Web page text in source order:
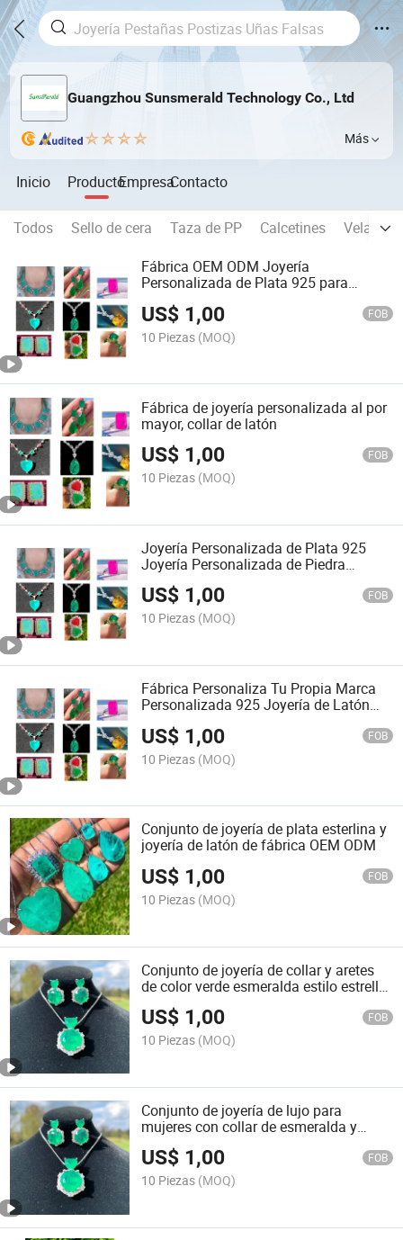
Guangzhou Sunsmerald Technology Co., Ltd
Más
Inicio ProductoEmpresaContacto
Todos Sello de cera Taza de PP Calcetines Vela
Fábrica OEM ODM Joyería
Personalizada de Plata 925 para
US$ 1,00 FOB
10 Piezas (MOQ)
Fábrica de joyería personalizada al por
mayor, collar de latón
US$ 1,00 FOB
10 Piezas (MOQ)
Joyería Personalizada de Plata 925
Joyería Personalizada de Piedra
Preciosa con Precio de Fábrica
US$ 1,00 FOB
10 Piezas (MOQ)
Fábrica Personaliza Tu Propia Marca
Personalizada 925 Joyería de Latón
US$ 1,00 FOB
10 Piezas (MOQ)
Conjunto de joyería de plata esterlina y
joyería de latón de fábrica OEM ODM
US$ 1,00 FOB
10 Piezas (MOQ)
Conjunto de joyería de collar y aretes
de color verde esmeralda estilo estrella
de Hollywood de lujo
US$ 1,00 FOB
10 Piezas (MOQ)
Conjunto de joyería de lujo para
mujeres con collar de esmeralda y
pendientes para regalo
US$ 1,00 FOB
10 Piezas (MOQ)